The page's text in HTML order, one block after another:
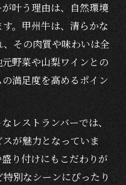
すめの甲州牛の楽し
とりディナーの新常
低温調理ディナー
の贅沢ディナー体験
州牛の低温調理の魅
叶う理由は、自然環境
。甲州牛は、清らかな
その肉質や味わいは全
野菜や山梨ワインとの
満足度を高めるポイン
レストランバーでは、
が魅力となっていま
り付けにもこだわりが
別なシーンにぴったり